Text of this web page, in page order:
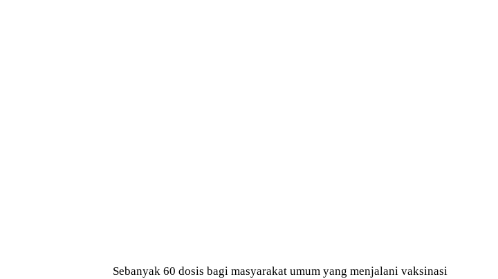
Sebanyak 60 dosis bagi masyarakat umum yang menjalani vaksinasi